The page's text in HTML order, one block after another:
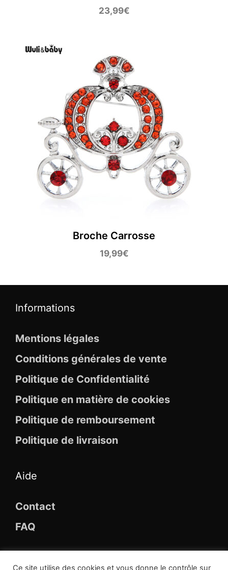
23,99€
Broche Carrosse
19,99€
Informations
Mentions légales
Conditions générales de vente
Politique de Confidentialité
Politique en matière de cookies
Politique de remboursement
Politique de livraison
Aide
Contact
FAQ
Ce site utilise des cookies et vous donne le contrôle sur